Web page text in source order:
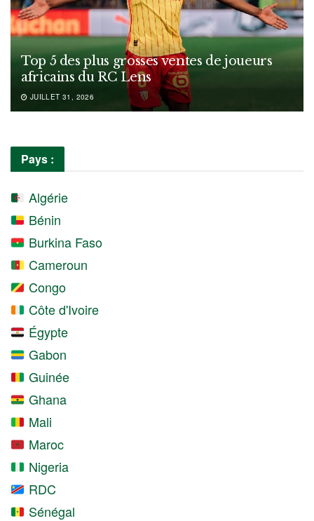
Top 5 des plus grosses ventes de joueurs
africains du RC Lens
JUILLET 31, 2026
Pays :
Algérie
Bénin
Burkina Faso
Cameroun
Congo
Côte d'Ivoire
Égypte
Gabon
Guinée
Ghana
Mali
Maroc
Nigeria
RDC
Sénégal